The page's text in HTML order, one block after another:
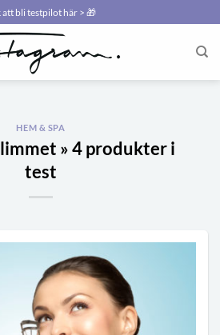
att bli testpilot här > 🎁
HEM & SPA
» 4 produkter i
test